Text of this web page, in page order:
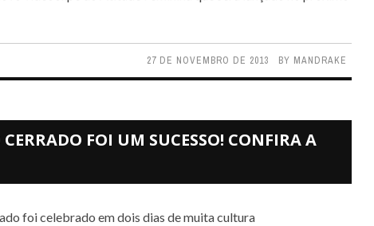
27 DE NOVEMBRO DE 2013 BY MANDRAKE
FOI UM SUCESSO! CONFIRA A
foi celebrado em dois dias de muita cultura